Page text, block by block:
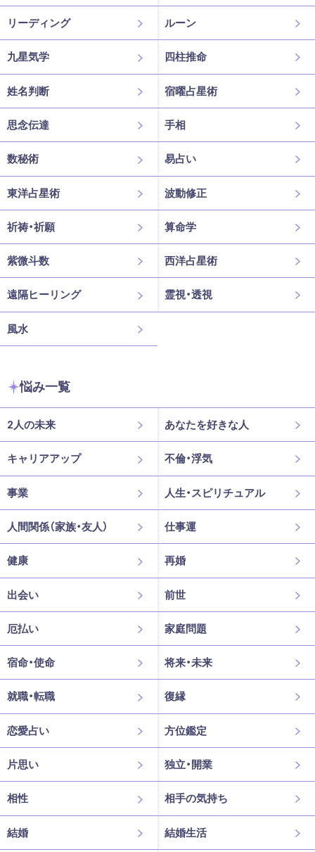
リーディング ルーン
九星気学 四柱推命
姓名判断 宿曜占星術
思念伝達 手相
数秘術 易占い
東洋占星術 波動修正
祈祷・祈願 算命学
紫微斗数 西洋占星術
遠隔ヒーリング 霊視・透視
風水
悩み一覧
2人の未来 あなたを好きな人
キャリアアップ 不倫・浮気
事業 人生・スピリチュアル
人間関係（家族・友人） 仕事運
健康 再婚
出会い 前世
厄払い 家庭問題
宿命・使命 将来・未来
就職・転職 復縁
恋愛占い 方位鑑定
片思い 独立・開業
相性 相手の気持ち
結婚 結婚生活